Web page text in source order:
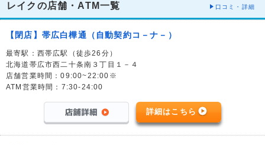
レイクの店舗・ATM一覧 口コミ・詳細
【閉店】帯広白樺通（自動契約コ－ナ－）
最寄駅：西帯広駅（徒歩26分）
北海道帯広市西二十条南３丁目１－４
店舗営業時間：09:00~22:00※
ATM営業時間：7:30-24:00
詳細はこちら